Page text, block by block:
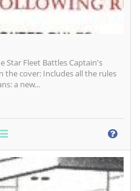
Star Fleet Battles Captain's
the cover: Includes all the rules
a new...